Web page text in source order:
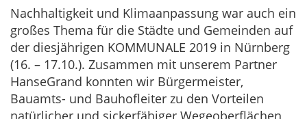
Nachhaltigkeit und Klimaanpassung war auch ein
großes Thema für die Städte und Gemeinden auf
der diesjährigen KOMMUNALE 2019 in Nürnberg
(16. – 17.10.). Zusammen mit unserem Partner
HanseGrand konnten wir Bürgermeister,
Bauamts- und Bauhofleiter zu den Vorteilen
natürlicher und sickerfähiger Wegeoberflächen